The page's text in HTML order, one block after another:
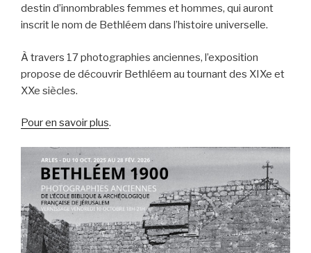
destin d’innombrables femmes et hommes, qui auront
inscrit le nom de Bethléem dans l’histoire universelle.
À travers 17 photographies anciennes, l’exposition
propose de découvrir Bethléem au tournant des XIXe et
XXe siècles.
Pour en savoir plus.